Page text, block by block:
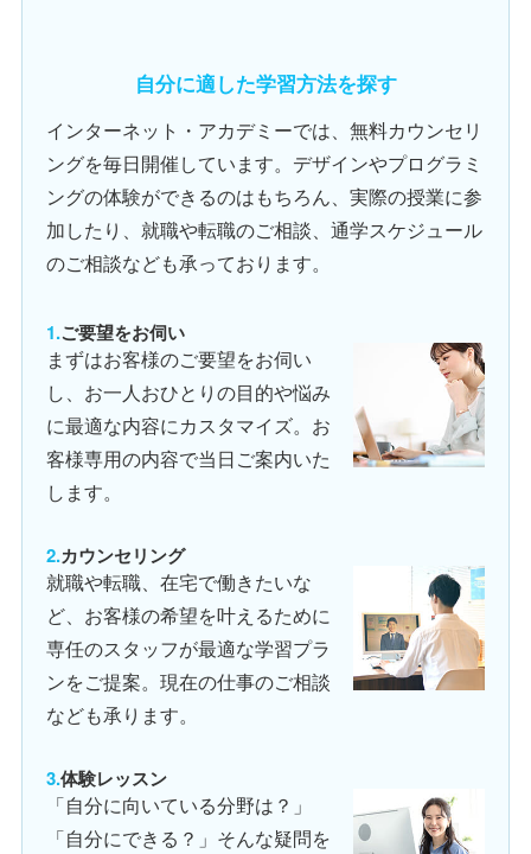
自分に適した学習方法を探す
インターネット・アカデミーでは、無料カウンセリ
ングを毎日開催しています。デザインやプログラミ
ングの体験ができるのはもちろん、実際の授業に参
加したり、就職や転職のご相談、通学スケジュール
のご相談なども承っております。
ご要望をお伺い
まずはお客様のご要望をお伺い
し、お一人おひとりの目的や悩み
に最適な内容にカスタマイズ。お
客様専用の内容で当日ご案内いた
します。
カウンセリング
就職や転職、在宅で働きたいな
ど、お客様の希望を叶えるために
専任のスタッフが最適な学習プラ
ンをご提案。現在の仕事のご相談
なども承ります。
体験レッスン
「自分に向いている分野は？」
「自分にできる？」そんな疑問を